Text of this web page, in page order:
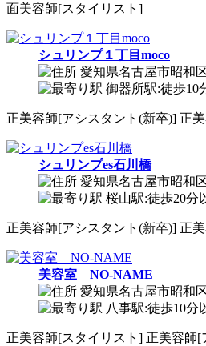
面美容師[スタイリスト]
シュリンプ１丁目moco
愛知県名古屋市昭和
御器所駅:徒歩10
正美容師[アシスタント(新卒)] 正
シュリンプes石川橋
愛知県名古屋市昭和
桜山駅:徒歩20分
正美容師[アシスタント(新卒)] 正
美容室 NO-NAME
愛知県名古屋市昭和
八事駅:徒歩10分
正美容師[スタイリスト] 正美容師[